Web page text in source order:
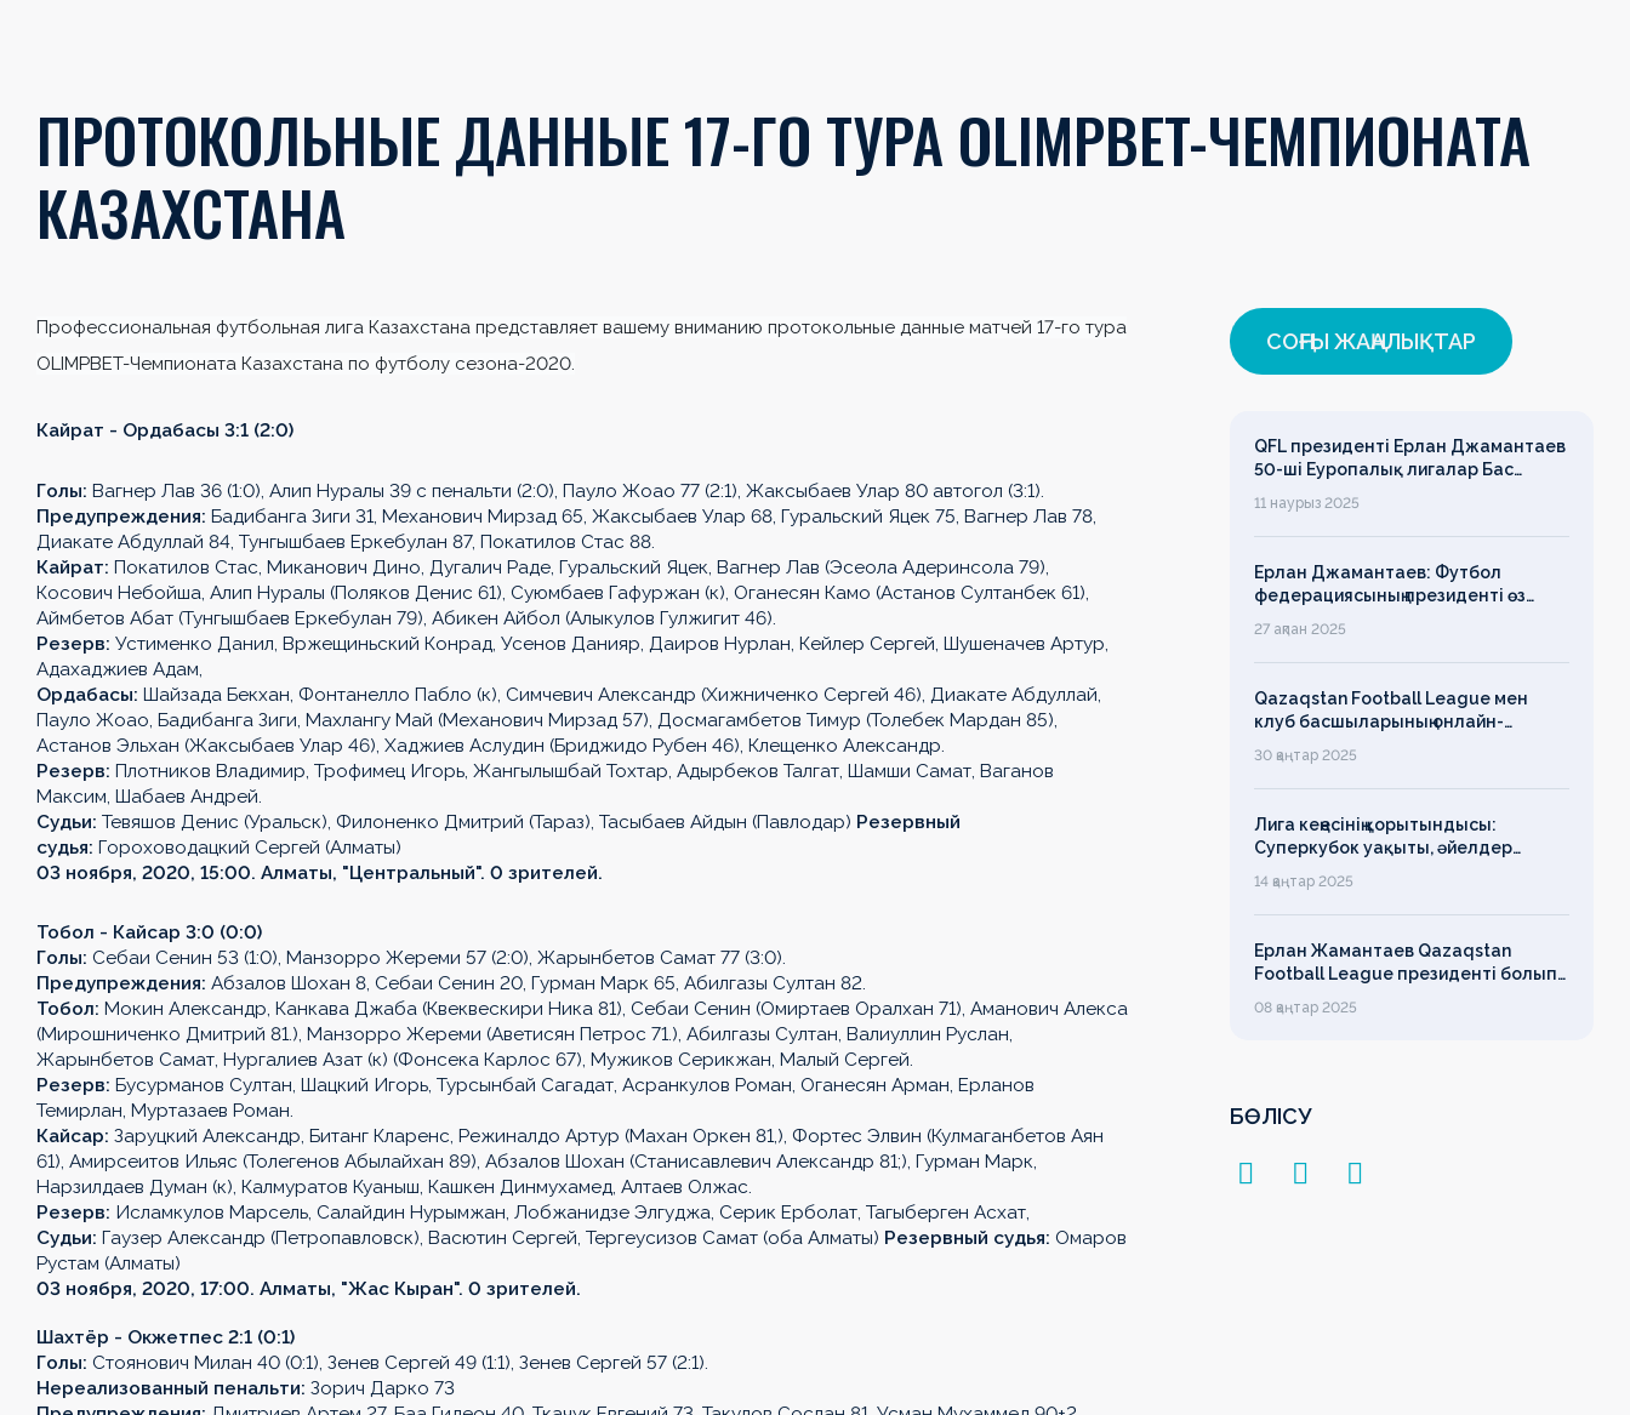
ПРОТОКОЛЬНЫЕ ДАННЫЕ 17-ГО ТУРА OLIMPBET-ЧЕМПИОНАТА
КАЗАХСТАНА
Профессиональная футбольная лига Казахстана представляет вашему вниманию протокольные данные матчей 17-го тура
OLIMPBET-Чемпионата Казахстана по футболу сезона-2020.
Кайрат - Ордабасы 3:1 (2:0)
Голы: Вагнер Лав 36 (1:0), Алип Нуралы 39 с пенальти (2:0), Пауло Жоао 77 (2:1), Жаксыбаев Улар 80 автогол (3:1).
Предупреждения: Бадибанга Зиги 31, Механович Мирзад 65, Жаксыбаев Улар 68, Гуральский Яцек 75, Вагнер Лав 78,
Диакате Абдуллай 84, Тунгышбаев Еркебулан 87, Покатилов Стас 88.
Кайрат: Покатилов Стас, Миканович Дино, Дугалич Раде, Гуральский Яцек, Вагнер Лав (Эсеола Адеринсола 79),
Косович Небойша, Алип Нуралы (Поляков Денис 61), Суюмбаев Гафуржан (к), Оганесян Камо (Астанов Султанбек 61),
Аймбетов Абат (Тунгышбаев Еркебулан 79), Абикен Айбол (Алыкулов Гулжигит 46).
Резерв: Устименко Данил, Вржещиньский Конрад, Усенов Данияр, Даиров Нурлан, Кейлер Сергей, Шушеначев Артур,
Адахаджиев Адам,
Ордабасы: Шайзада Бекхан, Фонтанелло Пабло (к), Симчевич Александр (Хижниченко Сергей 46), Диакате Абдуллай,
Пауло Жоао, Бадибанга Зиги, Махлангу Май (Механович Мирзад 57), Досмагамбетов Тимур (Толебек Мардан 85),
Астанов Эльхан (Жаксыбаев Улар 46), Хаджиев Аслудин (Бриджидо Рубен 46), Клещенко Александр.
Резерв: Плотников Владимир, Трофимец Игорь, Жангылышбай Тохтар, Адырбеков Талгат, Шамши Самат, Ваганов
Максим, Шабаев Андрей.
Судьи: Тевяшов Денис (Уральск), Филоненко Дмитрий (Тараз), Тасыбаев Айдын (Павлодар) Резервный
судья: Гороховодацкий Сергей (Алматы)
03 ноября, 2020, 15:00. Алматы, "Центральный". 0 зрителей.
Тобол - Кайсар 3:0 (0:0)
Голы: Себаи Сенин 53 (1:0), Манзорро Жереми 57 (2:0), Жарынбетов Самат 77 (3:0).
Предупреждения: Абзалов Шохан 8, Себаи Сенин 20, Гурман Марк 65, Абилгазы Султан 82.
Тобол: Мокин Александр, Канкава Джаба (Квеквескири Ника 81), Себаи Сенин (Омиртаев Оралхан 71), Аманович Алекса
(Мирошниченко Дмитрий 81.), Манзорро Жереми (Аветисян Петрос 71.), Абилгазы Султан, Валиуллин Руслан,
Жарынбетов Самат, Нургалиев Азат (к) (Фонсека Карлос 67), Мужиков Серикжан, Малый Сергей.
Резерв: Бусурманов Султан, Шацкий Игорь, Турсынбай Сагадат, Асранкулов Роман, Оганесян Арман, Ерланов
Темирлан, Муртазаев Роман.
Кайсар: Заруцкий Александр, Битанг Кларенс, Режиналдо Артур (Махан Оркен 81,), Фортес Элвин (Кулмаганбетов Аян
61), Амирсеитов Ильяс (Толегенов Абылайхан 89), Абзалов Шохан (Станисавлевич Александр 81;), Гурман Марк,
Нарзилдаев Думан (к), Калмуратов Куаныш, Кашкен Динмухамед, Алтаев Олжас.
Резерв: Исламкулов Марсель, Салайдин Нурымжан, Лобжанидзе Элгуджа, Серик Ерболат, Тагыберген Асхат,
Судьи: Гаузер Александр (Петропавловск), Васютин Сергей, Тергеусизов Самат (оба Алматы) Резервный судья: Омаров
Рустам (Алматы)
03 ноября, 2020, 17:00. Алматы, "Жас Кыран". 0 зрителей.
Шахтёр - Окжетпес 2:1 (0:1)
Голы: Стоянович Милан 40 (0:1), Зенев Сергей 49 (1:1), Зенев Сергей 57 (2:1).
Нереализованный пенальти: Зорич Дарко 73
СОҢҒЫ ЖАҢАЛЫҚТАР
QFL президенті Ерлан Джамантаев
50-ші Еуропалық лигалар Бас
11 наурыз 2025
Ерлан Джамантаев: Футбол
федерациясының президенті өз
алайда оның сөзі түкке тұрмайды!
27 ақпан 2025
Qazaqstan Football League мен
клуб басшыларының онлайн-
бойынша баспасөз-релизі
30 қаңтар 2025
Лига кеңесінің қорытындысы:
Суперкубок уақыты, әйелдер
лимит
14 қаңтар 2025
Ерлан Жамантаев Qazaqstan
Football League президенті болып
08 қаңтар 2025
БӨЛІСУ